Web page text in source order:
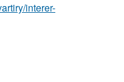
interer-